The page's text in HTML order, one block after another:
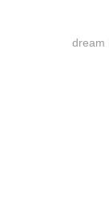
dream